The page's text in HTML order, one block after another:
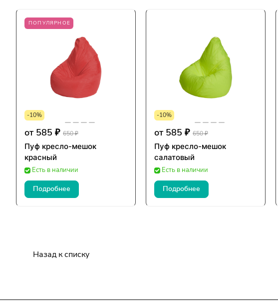
ПОПУЛЯРНОЕ
-10%
от 585 ₽ 650 ₽
Пуф кресло-мешок
красный
Есть в наличии
Подробнее
-10%
от 585 ₽ 650 ₽
Пуф кресло-мешок
салатовый
Есть в наличии
Подробнее
Назад к списку